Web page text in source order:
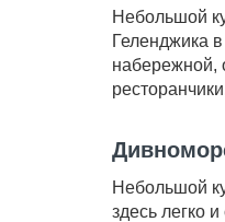
Небольшой
Геленджика
набережной,
Небольшой
здесь легко